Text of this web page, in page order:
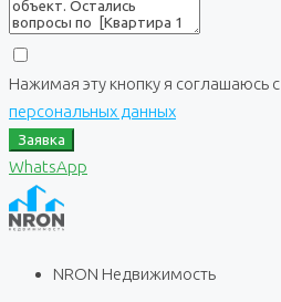
Нажимая эту кнопку я соглашаюсь с
персональных данных
Заявка
WhatsApp
NRON Недвижимость